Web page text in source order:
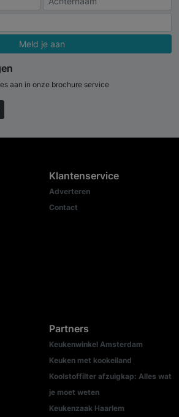
Meld je aan
aan in onze brochure service
Klantenservice
Adverteren
Contact
Partners
Keukenwinkel Amsterdam
Keuken met kookeiland
Koolstoffilter afzuigkap: Alles wat
je moet weten
Keukenzaak Haarlem